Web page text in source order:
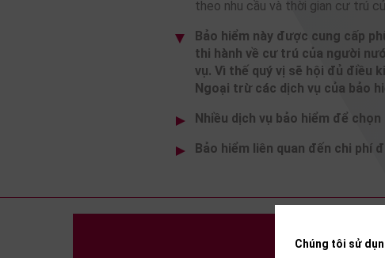
theo nhu cầu và thời gian cư trú
Bảo hiểm này được cung cấp
thi hành về cư trú của người
vụ. Vì thế quý vị sẽ hội đủ điều
Ngoại trừ các dịch vụ của bảo
Nhiều dịch vụ bảo hiểm để chọn
Bảo hiểm liên quan đến chi phí
Chúng tôi sử